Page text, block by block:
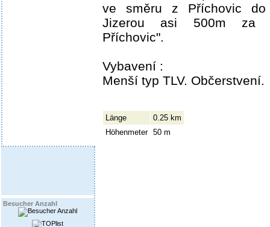
Besucher Anzahl
ve směru z Příchovic do
Jizerou asi 500m za
Příchovic".
Vybavení :
Menší typ TLV. Občerstvení.
Länge
0.25 km
Höhenmeter 50 m